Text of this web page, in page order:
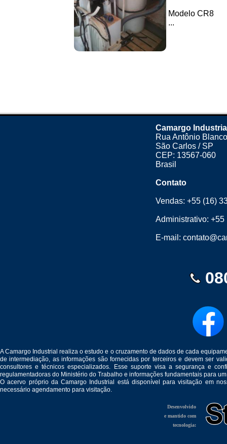
Modelo CR8
...
Camargo
Rua Antônio
São Carlos / SP
CEP: 13567-060
Brasil
Contato
Vendas:+55 (16)
Administrativo:+55
E-mail:
A Camargo Industrial realiza o estudo e o cruzamento de dados de cada
de intermediação, as informações são fornecidas por terceiros e devem ser
consultores e técnicos especializados. Esse suporte visa a segurança e
regulamentadoras do Ministério do Trabalho e informações fundamentais para
O acervo próprio da Camargo Industrial está disponível para visitação em
necessário agendamento para visitação.
Desenvolvido
e mantido com
tecnologia: